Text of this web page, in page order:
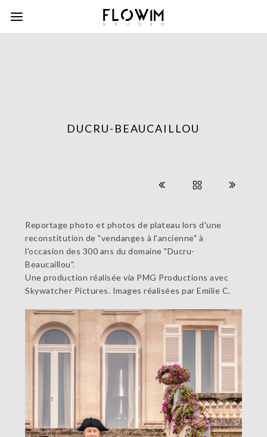
DUCRU-BEAUCAILLOU
Reportage photo et photos de plateau lors d'une
reconstitution de "vendanges à l'ancienne" à
l'occasion des 300 ans du domaine "Ducru-
Beaucaillou".
Une production réalisée via PMG Productions avec
Skywatcher Pictures. Images réalisées par Emilie C.